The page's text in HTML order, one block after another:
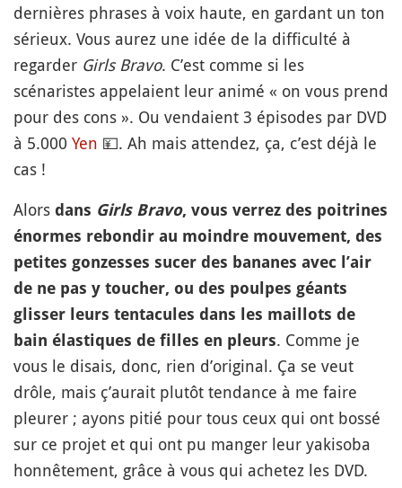
dernières phrases à voix haute, en gardant un ton
sérieux. Vous aurez une idée de la difficulté à
regarder Girls Bravo. C’est comme si les
scénaristes appelaient leur animé « on vous prend
pour des cons ». Ou vendaient 3 épisodes par DVD
à 5.000 Yen 💴. Ah mais attendez, ça, c’est déjà le
cas !
Alors dans Girls Bravo, vous verrez des poitrines
énormes rebondir au moindre mouvement, des
petites gonzesses sucer des bananes avec l’air
de ne pas y toucher, ou des poulpes géants
glisser leurs tentacules dans les maillots de
bain élastiques de filles en pleurs. Comme je
vous le disais, donc, rien d’original. Ça se veut
drôle, mais ç’aurait plutôt tendance à me faire
pleurer ; ayons pitié pour tous ceux qui ont bossé
sur ce projet et qui ont pu manger leur yakisoba
honnêtement, grâce à vous qui achetez les DVD.